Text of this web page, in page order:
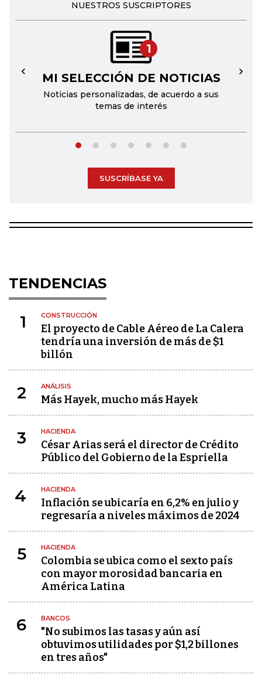
NUESTROS SUSCRIPTORES
1
MI SELECCIÓN DE NOTICIAS
Noticias personalizadas, de acuerdo a sus
temas de interés
← →
SUSCRÍBASE YA
TENDENCIAS
1 CONSTRUCCIÓN
El proyecto de Cable Aéreo de La Calera
tendría una inversión de más de $1
billón
2 ANÁLISIS
Más Hayek, mucho más Hayek
3 HACIENDA
César Arias será el director de Crédito
Público del Gobierno de la Espriella
4 HACIENDA
Inflación se ubicaría en 6,2% en julio y
regresaría a niveles máximos de 2024
5 HACIENDA
Colombia se ubica como el sexto país
con mayor morosidad bancaria en
América Latina
6 BANCOS
"No subimos las tasas y aún así
obtuvimos utilidades por $1,2 billones
en tres años"